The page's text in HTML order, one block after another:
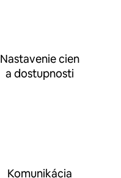
Nastavenie cien
a dostupnosti
Komunikácia